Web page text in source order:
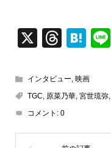
X
T
e
a
d
s
H
e
n
インタビュー, 映画
TGC, 原菜乃華, 宮世琉弥,
コメント: 0